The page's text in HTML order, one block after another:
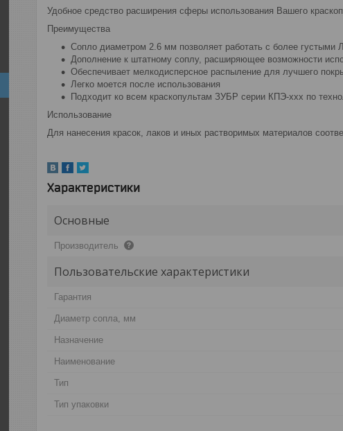
Удобное средство расширения сферы использования Вашего
Преимущества
Сопло диаметром 2.6 мм позволяет работать с более густыми
Дополнение к штатному соплу, расширяющее возможности
Обеспечивает мелкодисперсное распыление для лучшего
Легко моется после использования
Подходит ко всем краскопультам ЗУБР серии КПЭ-ххх по
Использование
Для нанесения красок, лаков и иных растворимых материалов
Характеристики
Основные
Производитель
Пользовательские характеристики
Гарантия
Диаметр сопла, мм
Назначение
Наименование
Тип
Тип упаковки